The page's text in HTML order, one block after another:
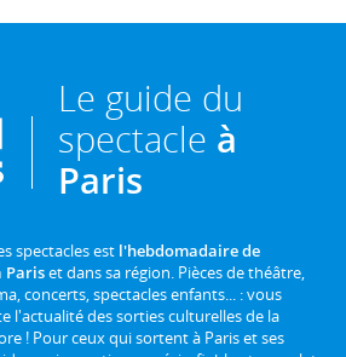
Le guide du
spectacle à
Paris
spectacles est l'hebdomadaire de
Pariset dans sa région. Pièces de théâtre,
concerts, spectacles enfants... : vous
l'actualité des sorties culturelles de la
! Pour ceux qui sortent à Paris et ses